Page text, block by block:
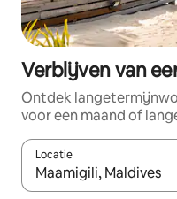
Verblijven van
Ontdek
voor een maand of
Locatie
Wanneer er resultaten